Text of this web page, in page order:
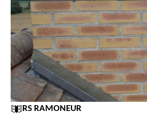
RS RAMONEUR